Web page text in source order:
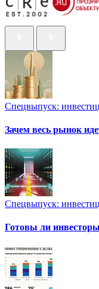
Спецвыпуск:
Зачем весь рынок
Спецвыпуск:
Готовы ли